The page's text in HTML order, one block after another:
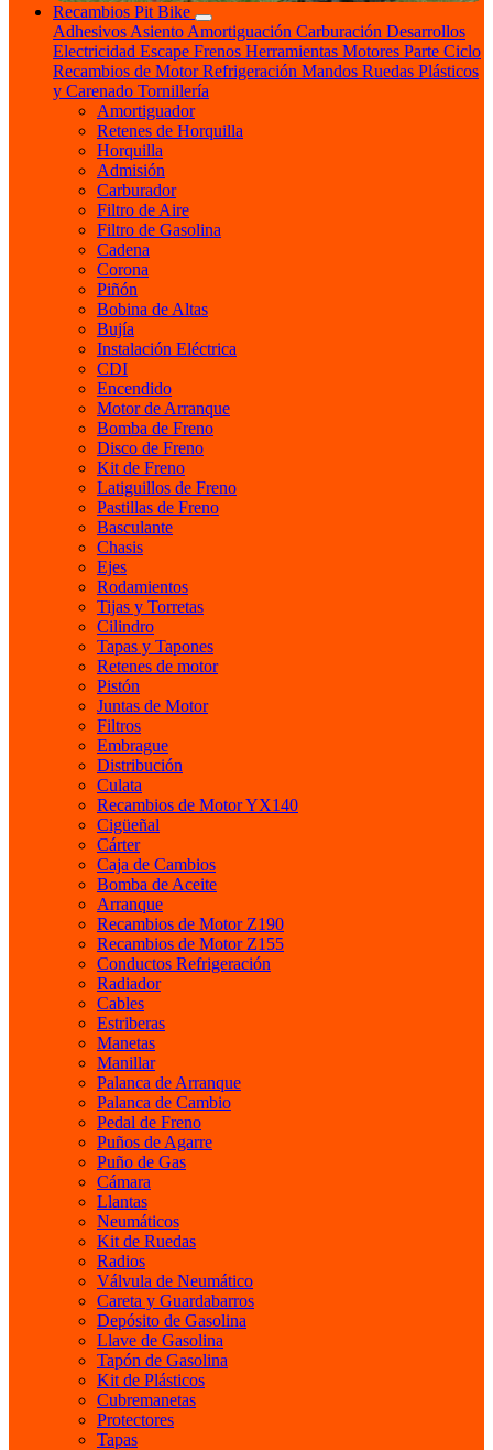
Recambios Pit Bike
Adhesivos Asiento Amortiguación Carburación Desarrollos
Electricidad Escape Frenos Herramientas Motores Parte Ciclo
Recambios de MotorRefrigeración Mandos Ruedas Plásticos
y Carenado Tornillería
Amortiguador
Retenes de Horquilla
Horquilla
Admisión
Carburador
Filtro de Aire
Filtro de Gasolina
Cadena
Corona
Piñón
Bobina de Altas
Bujía
Instalación Eléctrica
CDI
Encendido
Motor de Arranque
Bomba de Freno
Disco de Freno
Kit de Freno
Latiguillos de Freno
Pastillas de Freno
Basculante
Chasis
Ejes
Rodamientos
Tijas y Torretas
Cilindro
Tapas y Tapones
Retenes de motor
Pistón
Juntas de Motor
Filtros
Embrague
Distribución
Culata
Recambios de Motor YX140
Cigüeñal
Cárter
Caja de Cambios
Bomba de Aceite
Arranque
Recambios de Motor Z190
Recambios de Motor Z155
Conductos Refrigeración
Radiador
Cables
Estriberas
Manetas
Manillar
Palanca de Arranque
Palanca de Cambio
Pedal de Freno
Puños de Agarre
Puño de Gas
Cámara
Llantas
Neumáticos
Kit de Ruedas
Radios
Válvula de Neumático
Careta y Guardabarros
Depósito de Gasolina
Llave de Gasolina
Tapón de Gasolina
Kit de Plásticos
Cubremanetas
Protectores
Tapas